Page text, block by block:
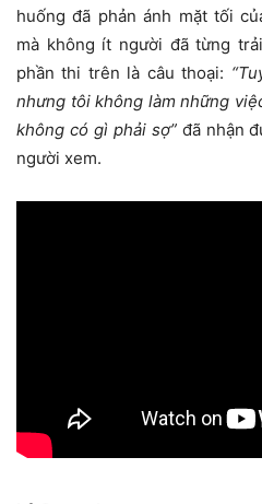
huống đã phản ánh mặt tối
mà không ít người đã từng
phần thi trên là câu thoại:
nhưng tôi không làm những
không có gì phải sợ”đã nhận
người xem.